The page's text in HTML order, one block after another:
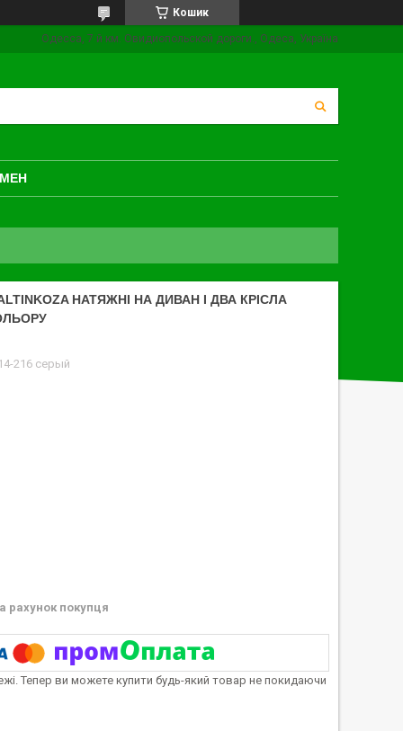
Кошик
Одесса, 7 й км. Овидиопольской дороги., Одеса, Україна
НАТЯЖНІ НА ДИВАН І ДВА КРІСЛА
216 серый
рахунок покупця
Тепер ви можете купити будь-який товар не покидаючи